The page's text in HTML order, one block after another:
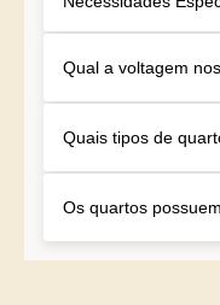
Qual a voltagem
Quais tipos de
Os quartos